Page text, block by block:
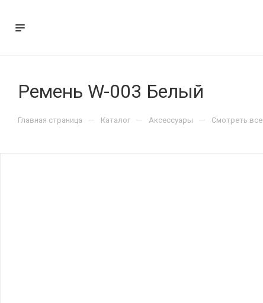
Ремень W-003 Белый
Главная страница — Каталог — Аксессуары — Смотреть все